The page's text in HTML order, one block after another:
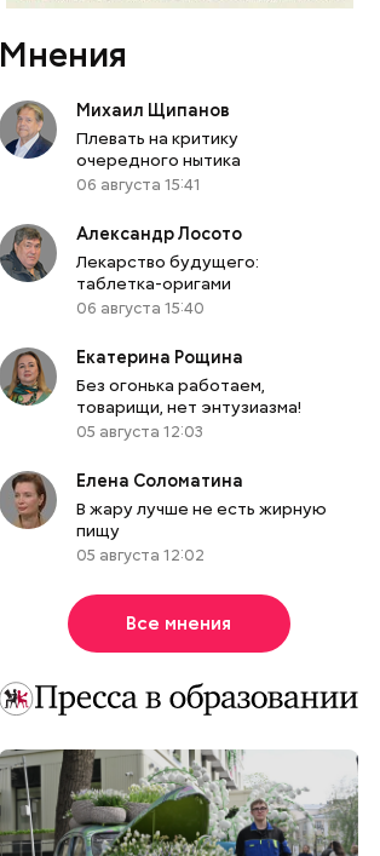
Мнения
Михаил Щипанов
Плевать на критику
очередного нытика
06 августа 15:41
Александр Лосото
Лекарство будущего:
таблетка-оригами
06 августа 15:40
Екатерина Рощина
Без огонька работаем,
товарищи, нет энтузиазма!
05 августа 12:03
Елена Соломатина
В жару лучше не есть жирную
пищу
05 августа 12:02
Все мнения